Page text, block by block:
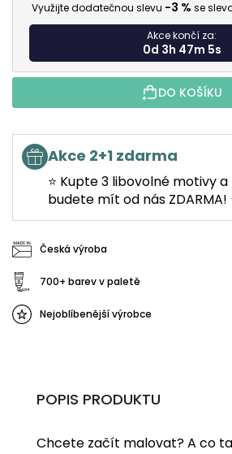
Využijte dodatečnou slevu -3 % se
Akce končí za:
0d 3h 47m 5s
DO KOŠÍKU
Akce 2+1 zdarma
⭐ Kupte 3 libovolné motivy
budete mít od nás ZDARMA!
Česká výroba
700+ barev v paletě
Nejoblíbenější výrobce
POPIS PRODUKTU
Chcete začít malovat? A co